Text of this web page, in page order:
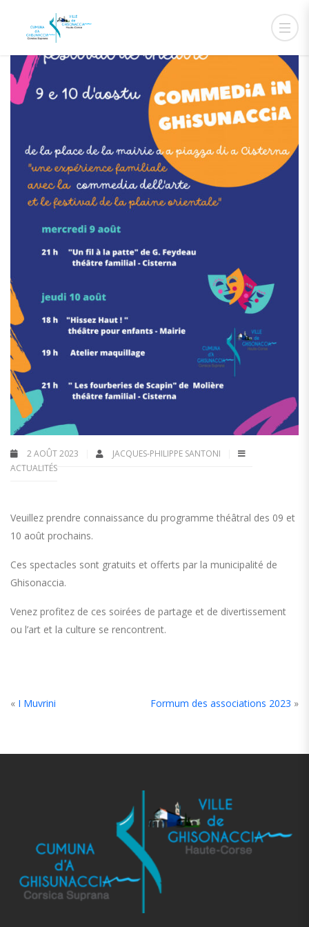
2 AOÛT 2023
JACQUES-PHILIPPE SANTONI
ACTUALITÉS
Veuillez prendre connaissance du programme théâtral des 09 et
10 août prochains.
Ces spectacles sont gratuits et offerts par la municipalité de
Ghisonaccia.
Venez profitez de ces soirées de partage et de divertissement
ou l’art et la culture se rencontrent.
« I Muvrini Formum des associations 2023 »